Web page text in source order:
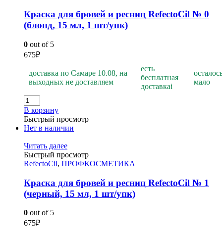
Краска для бровей и ресниц RefectoCil № 0
(блонд, 15 мл, 1 шт/упк)
0 out of 5
675₽
доставка по Самаре 10.08, на
выходных не доставляем
есть
бесплатная
доставкаi
мало
В корзину
Быстрый просмотр
Нет в наличии
Читать далее
Быстрый просмотр
RefectoCil, ПРОФКОСМЕТИКА
Краска для бровей и ресниц RefectoCil № 1
(черный, 15 мл, 1 шт/упк)
0 out of 5
675₽